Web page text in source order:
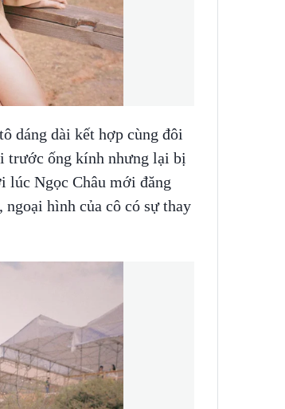
dáng dài kết hợp cùng đôi
trước ống kính nhưng lại bị
Ngọc Châu mới đăng
hình của cô có sự thay